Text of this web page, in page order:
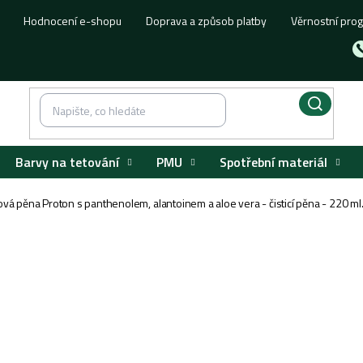
Hodnocení e-shopu Doprava a způsob platby Věrnostní
Barvy na tetování PMU Spotřební materiál
pěna Proton s panthenolem, alantoinem a aloe vera - čisticí pěna - 220 ml.